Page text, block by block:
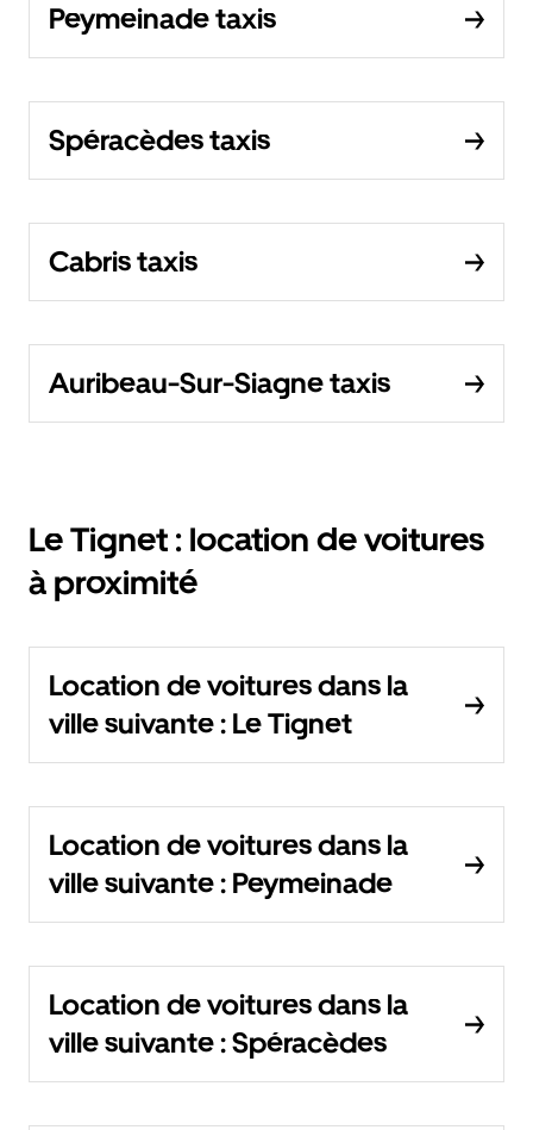
Peymeinade taxis
Spéracèdes taxis
Cabris taxis
Auribeau-Sur-Siagne taxis
Le Tignet : location de voitures
à proximité
Location de voitures dans la
ville suivante : Le Tignet
Location de voitures dans la
ville suivante : Peymeinade
Location de voitures dans la
ville suivante : Spéracèdes